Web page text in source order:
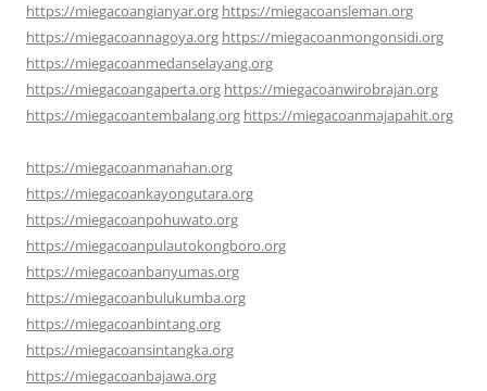
https://miegacoangianyar.org https://miegacoansleman.org
https://miegacoannagoya.org https://miegacoanmongonsidi.org
https://miegacoanmedanselayang.org
https://miegacoangaperta.org https://miegacoanwirobrajan.org
https://miegacoantembalang.org https://miegacoanmajapahit.org
https://miegacoanmanahan.org
https://miegacoankayongutara.org
https://miegacoanpohuwato.org
https://miegacoanpulautokongboro.org
https://miegacoanbanyumas.org
https://miegacoanbulukumba.org
https://miegacoanbintang.org
https://miegacoansintangka.org
https://miegacoanbajawa.org